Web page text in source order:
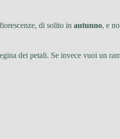
di solito in autunno, e
dei petali. Se invece vuoi un